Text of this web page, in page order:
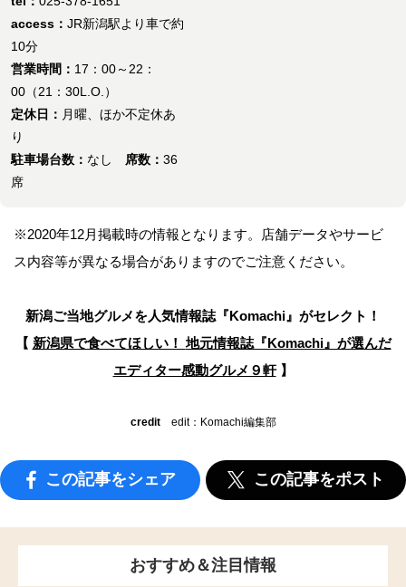
access： JR新潟駅より車で約
10分
営業時間： 17：00～22：
00（21：30L.O.）
定休日： 月曜、ほか不定休あ
り
駐車場台数： なし 席数： 36
席
※2020年12月掲載時の情報となります。店舗データやサービ
ス内容等が異なる場合がありますのでご注意ください。
新潟ご当地グルメを人気情報誌 『Komachi』がセレクト！
【 新潟県で食べてほしい！地元情報誌『Komachi』が選んだ
エディター感動グルメ９軒】
creditedit：Komachi編集部
この記事をシェア この記事をポスト
おすすめ＆注目情報